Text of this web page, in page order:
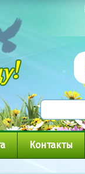
Контакты